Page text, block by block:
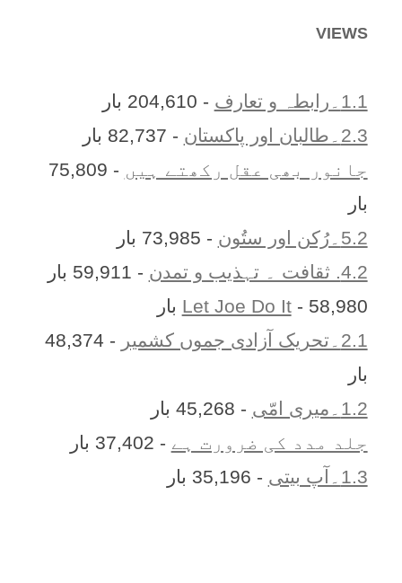
VIEWS
1.1۔رابطہ و تعارف
- 204,610 بار
2.3۔طالبان اور پاکستان
- 82,737 بار
جانور بھی عقل رکھتے ہیں
- 75,809
بار
5.2۔رُکن اور ستُون
- 73,985 بار
4.2. ثقافت ۔ تہذیب و تمدن
- 59,911 بار
Let Joe Do It- 58,980 بار
2.1۔تحریک آزادی جموں کشمیر
- 48,374
بار
1.2۔میری امّی
- 45,268 بار
جلد مدد کی ضرورت ہے - 37,402 بار
1.3۔آپ بیتی
- 35,196 بار